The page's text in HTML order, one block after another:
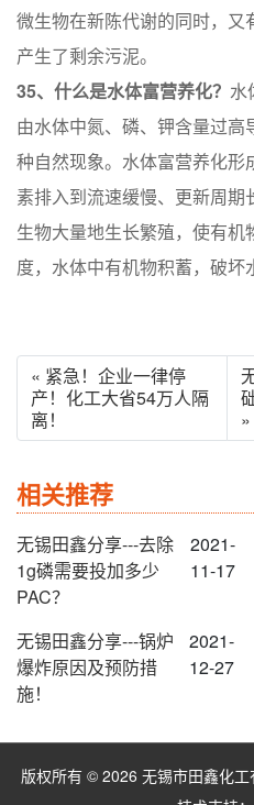
微生物在新陈代谢的同时，
产生了剩余污泥。
35、什么是水体富营养化？ 水
由水体中氮、磷、钾含量过
种自然现象。水体富营养化
素排入到流速缓慢、更新周
生物大量地生长繁殖，使有
度，水体中有机物积蓄，破坏
« 紧急！企业一律停
产！化工大省54万人隔
离！
»
相关推荐
无锡田鑫分享---去除
1g磷需要投加多少
PAC？
2021-
11-17
无锡田鑫分享---锅炉
爆炸原因及预防措
施！
2021-
12-27
版权所有 © 2026 无锡市田鑫化工